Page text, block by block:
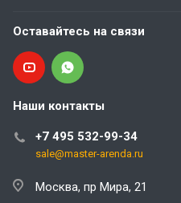
Оставайтесь на связи
Наши контакты
+7 495 532-99-34
sale@master-arenda.ru
Москва, пр Мира, 21